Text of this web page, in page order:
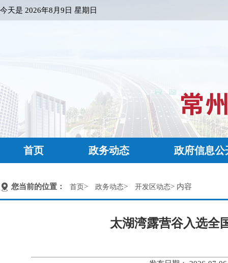
今天是 2026年8月9日 星期日
首页 政务动态 政府信息公
您当前的位置： 首页> 政务动态> 开发区动态> 内容
太湖湾露营谷入选全